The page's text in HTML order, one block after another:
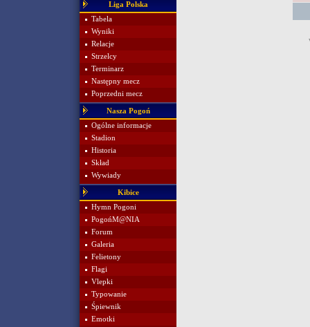
Liga Polska
Tabela
Wyniki
Relacje
Strzelcy
Terminarz
Następny mecz
Poprzedni mecz
Nasza Pogoń
Ogólne informacje
Stadion
Historia
Skład
Wywiady
Kibice
Hymn Pogoni
PogońM@NIA
Forum
Galeria
Felietony
Flagi
Vlepki
Typowanie
Śpiewnik
Emotki